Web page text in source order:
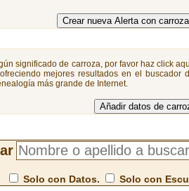
significado de carroza, por favor haz click
mejores resultados en el buscador
más grande de Internet.
Solo con Datos. Solo con